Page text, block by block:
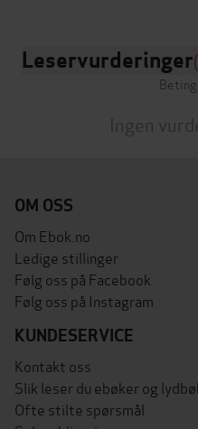
Leservurderinger
Ingen
OM OSS
Om Ebok.no
Ledige stillinger
Følg oss på Facebook
Følg oss på Instagram
KUNDESERVICE
Kontakt oss
Slik leser du ebøker og
Ofte stilte spørsmål